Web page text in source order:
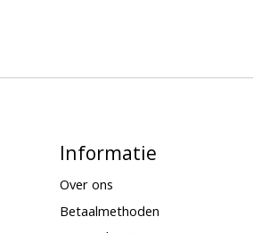
Informatie
Over ons
Betaalmethoden